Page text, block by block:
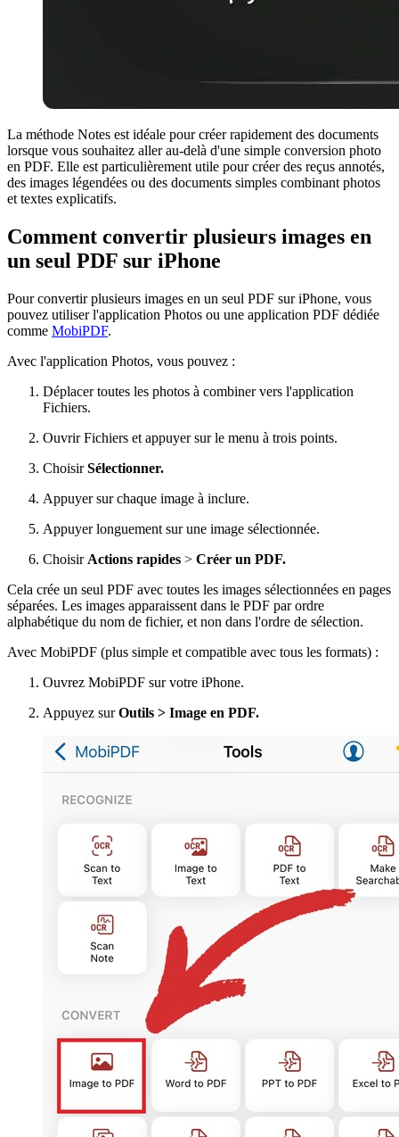
La méthode Notes est idéale pour créer rapidement des documents
lorsque vous souhaitez aller au-delà d'une simple conversion photo
en PDF. Elle est particulièrement utile pour créer des reçus annotés,
des images légendées ou des documents simples combinant photos
et textes explicatifs.
Comment convertir plusieurs images en
un seul PDF sur iPhone
Pour convertir plusieurs images en un seul PDF sur iPhone, vous
pouvez utiliser l'application Photos ou une application PDF dédiée
comme MobiPDF.
Avec l'application Photos, vous pouvez :
Déplacer toutes les photos à combiner vers l'application
Fichiers.
Ouvrir Fichiers et appuyer sur le menu à trois points.
ChoisirSélectionner.
Appuyer sur chaque image à inclure.
Appuyer longuement sur une image sélectionnée.
Choisir Actions rapides > Créer un PDF.
Cela crée un seul PDF avec toutes les images sélectionnées en pages
séparées. Les images apparaissent dans le PDF par ordre
alphabétique du nom de fichier, et non dans l'ordre de sélection.
Avec MobiPDF (plus simple et compatible avec tous les formats) :
Ouvrez MobiPDF sur votre iPhone.
Appuyez surOutils > Image en PDF.